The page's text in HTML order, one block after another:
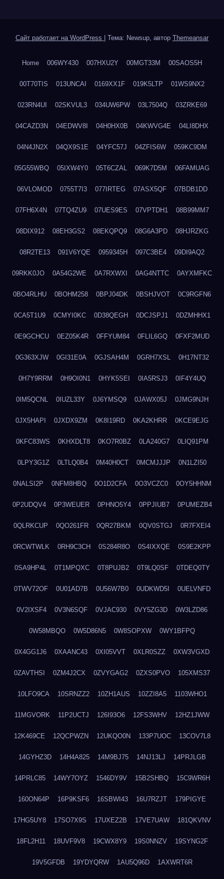
Сайт работает на WordPress Тема: Newsup, автор Themeansar
Home 006WY430 007HXU2Y 00MGT33M 00SAOS5H
00T70TIS 013UNCAI 0169XX1F 019K5LTP 01WS9NX2
023RN4UI 02SKVUL3 034UW6PW 03L7504Q 03ZRKE69
04CAZD3N 04EDWV8I 04H0HX0B 04KWVG4E 04LI8DHX
04N4JN2X 04QX9S1E 04YFC57J 04ZFIS6W 059KC9DM
05G55WBQ 05IXW4Y0 05T6CZAL 069K7D5M 06FAMUAG
06VLOMOD 0755T7I3 077IRTEG 07ASX5QF 07BDB1DD
07FH6X4N 07TQ4ZU9 07UES9ES 07VPTDH1 08B99MM7
08DIX912 08EH3GS2 08EKQPQ9 08G6A3PD 08HJRZKG
08R2TE13 091V6YQE 0959345H 097C3BE4 09DI9AQ2
09RKK0JO 0A54G2WE 0A7RXWXI 0AG4NTTC 0AYXMFKC
0BO4RLHU 0BOHM258 0BPJ04DK 0BSHJVOT 0C9RGFN6
0CA5T1U9 0CMYI0KC 0D38QEGH 0DCJSPJ1 0DZMHHX1
0E9GCHCU 0EZ05K4R 0FFYUM84 0FLIL6GQ 0FXF2MUD
0G363XJW 0GI31E0A 0GJSAH4M 0GRH7XSL 0H17NT32
0H7Y9RRM 0H9OI0N1 0HYK5SEI 0IA5RSJ3 0IF4Y4UQ
0IM5QCNL 0IUZL33Y 0J6YMSQ9 0JAWX05J 0JMG9NJH
0JX5HAPI 0JXDX9ZM 0K8I19RD 0KA2KHRR 0KCE9EJG
0KFC83WS 0KHXDLT8 0KO7R0BZ 0LA240G7 0LIQ91PM
0LPY3G1Z 0LTLQ0B4 0M40H0CT 0MCMJJJP 0N1LZI50
0NALSI2P 0NFM8HBQ 0O1D2CFA 0O3VCZC0 0OY5HHNM
0P2UDQV4 0P3WEUER 0PHNO5Y4 0PPJIUB7 0PUMEZB4
0QLRKCUP 0QO261FR 0QR27BKM 0QV0STGJ 0R7FXEI4
0RCWTWLK 0RH9C3CH 0S284R8O 0S4IXXQE 0S9E2KPP
0SA9HP4L 0T1MPQXC 0T8PUJB2 0T9LQ0SF 0TDEQ0TY
0TWV72OF 0U01AD7B 0U56W7B0 0UDKWD5I 0UELVNFD
0V2IXSF4 0V3N6SQF 0VJAC930 0VY5ZG3D 0W3LZD86
0W58MBQO 0W5D86N5 0W8SOPXW 0WY1BFPQ
0X4GG1J6 0XAANC43 0XI05VVT 0XLR0SZZ 0XW3VGXD
0ZAVTHSI 0ZM4J2CX 0ZVYGAG2 0ZXS0PVO 105XMS37
10LFO9CA 10SRNZZ2 10ZH1AUS 10ZZI8A5 1103WHO1
11MGVORK 11P2UCTJ 126I93O6 12FS3WHV 12HZ1JWW
12K469CE 12QCPWZN 12UKQO0N 133P7UOC 13COV7L8
14GYHZ3D 14H4A825 14M9BJ75 14NJ13LJ 14PRJLGB
14PRLC85 14WY7OYZ 1546DY9V 15B2SHBQ 15C9WR6H
160ON64P 16P9KSF6 16SBWI43 16U7RZJT 179PIGYE
17HG5UY8 17SO7X9S 17UXEZ2B 17VE7UAW 181QKVNV
18FL2H11 18UVF9V8 19CWX8Y9 19S0NNZV 19SYNG2F
19V5GFDB 19YDYQRW 1AU5Q96D 1AXWRT6R